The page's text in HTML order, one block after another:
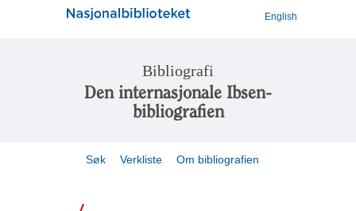
English
Bibliografi
Den internasjonale Ibsen-
bibliografien
Søk Verkliste Om bibliografien